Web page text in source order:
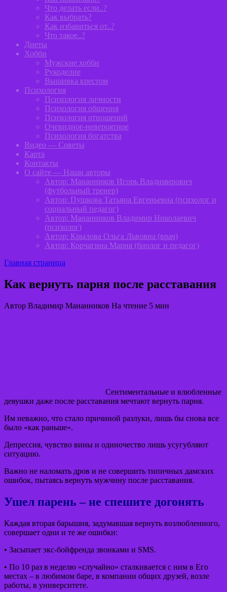
Что делать если..?
Как выбрать?
Как избавиться от..?
Что такое..?
Диеты
Хобби
Мужские хобби
Рукоделие
Вышивка крестом
Психология
Психология личности
Психология общения
Психология отношений
Очевидное-невероятное
Психология богатства
Видео — Советы
Карта
Контакты
О сайте — Наши авторы
Автор: Мананников Игорь Владимирович
(футбольный тренер)
Автор: Пушкова Татьяна Евгеньевна (психолог и
социальный педагог)
Автор: Мананников Владимир Николаевич
(психолог)
Автор: Крылова Ольга Львовна (врач)
Автор: Корчагина Мария (биолог и педагог)
Главная страница
Как вернуть парня после расставания
Автор Владимир Мананников На чтение 5 мин
Сентиментальные и влюбленные
девушки даже после расставания мечтают вернуть парня.
Им неважно, что стало причиной разлуки, лишь бы снова все
было «как раньше».
Депрессия, чувство вины и одиночество лишь усугубляют
ситуацию.
Важно не наломать дров и не совершить типичных дамских
ошибок, пытаясь вернуть мужчину после расставания.
Ушел парень – не спешите догонять
Каждая вторая барышня, задумавшая вернуть возлюбленного,
совершает одни и те же ошибки:
• Засыпает экс-бойфренда звонками и SMS.
• По 10 раз в неделю «случайно» сталкивается с ним в Его
местах – в любимом баре, в компании общих друзей, возле
работы, в университете.